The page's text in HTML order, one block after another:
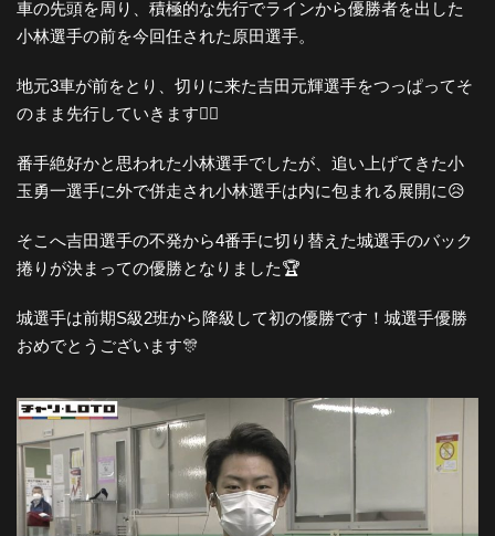
車の先頭を周り、積極的な先行でラインから優勝者を出した
小林選手の前を今回任された原田選手。
地元3車が前をとり、切りに来た吉田元輝選手をつっぱってそ
のまま先行していきます🚴‍♀️
番手絶好かと思われた小林選手でしたが、追い上げてきた小
玉勇一選手に外で併走され小林選手は内に包まれる展開に😥
そこへ吉田選手の不発から4番手に切り替えた城選手のバック
捲りが決まっての優勝となりました🏆
城選手は前期S級2班から降級して初の優勝です！城選手優勝
おめでとうございます🎊